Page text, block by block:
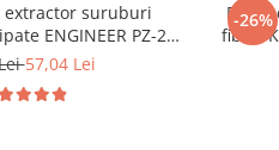
extractor suruburi
ENGINEER PZ-22
Japoneza
57,04 Lei
-26%
fibrei